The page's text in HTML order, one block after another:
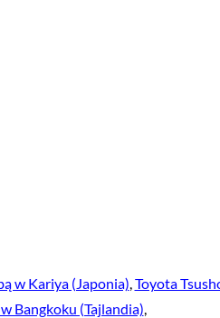
w Kariya (Japonia),Toyota
Bangkoku (Tajlandia),